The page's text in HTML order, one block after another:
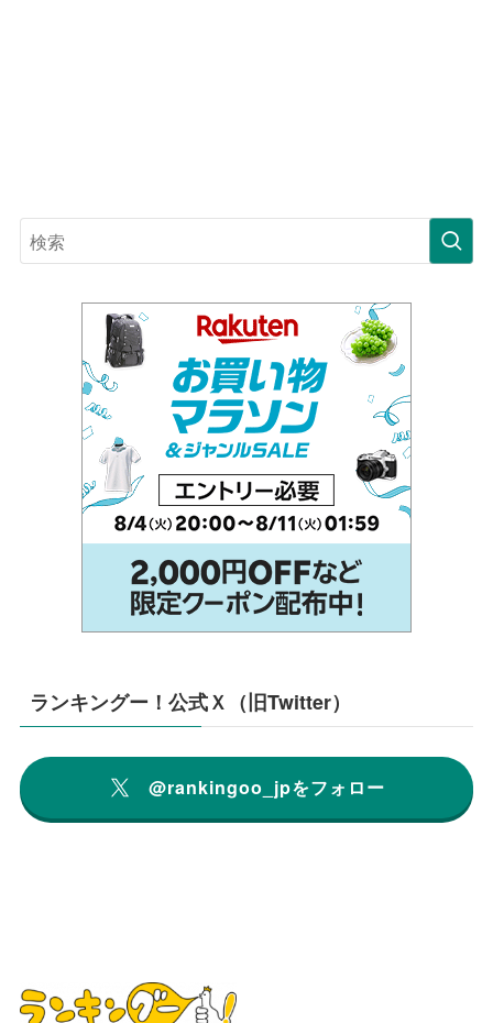
ランキングー！公式Ｘ（旧Twitter）
@rankingoo_jpをフォロー